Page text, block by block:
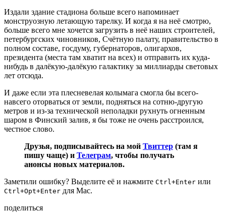
Издали здание стадиона больше всего напоминает
монструозную летающую тарелку. И когда я на неё смотрю,
больше всего мне хочется загрузить в неё наших строителей,
петербургских чиновников, Счётную палату, правительство в
полном составе, госдуму, губернаторов, олигархов,
президента (места там хватит на всех) и отправить их куда-
нибудь в далёкую-далёкую галактику за миллиарды световых
лет отсюда.
И даже если эта плесневелая колымага смогла бы всего-
навсего оторваться от земли, подняться на сотню-другую
метров и из-за технической неполадки рухнуть огненным
шаром в Финский залив, я бы тоже не очень расстроился,
честное слово.
Друзья, подписывайтесь на мой Твиттер (там я
пишу чаще) и Телеграм, чтобы получать
анонсы новых материалов.
Заметили ошибку? Выделите её и нажмите Ctrl+Enter или
Ctrl+Opt+Enter для Mac.
поделиться